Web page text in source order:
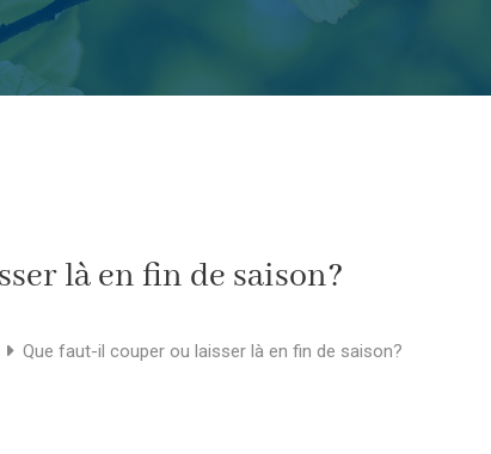
là en fin de saison?
Que faut-il couper ou laisser là en fin de saison?